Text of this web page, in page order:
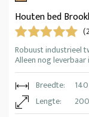
Houten bed
Robuust industrieel
Alleen nog leverbaar
Breedte:
Lengte: